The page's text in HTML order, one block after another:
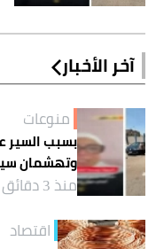
آخر الأخبار
منوعات
بسبب السير
وتهشمان
منذ 3 دقائق
اقتصاد